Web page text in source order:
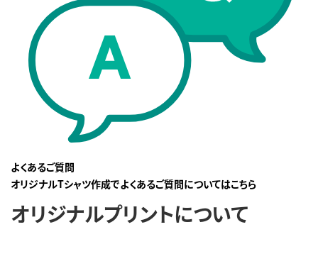
よくあるご質問
オリジナルTシャツ作成でよくあるご質問についてはこちら
オリジナルプリントについて